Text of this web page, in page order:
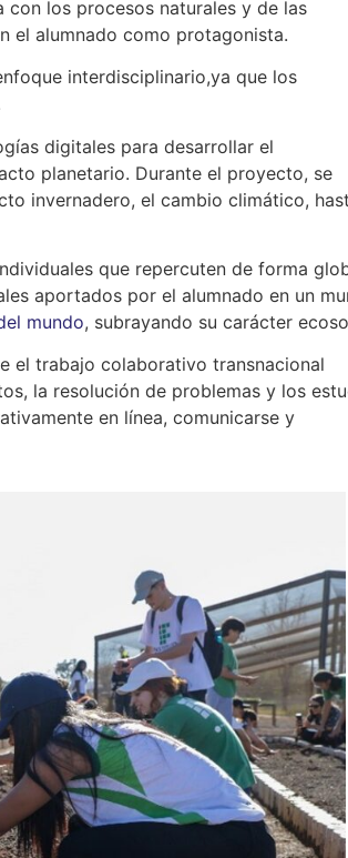
los procesos naturales y de las
el alumnado como protagonista.
interdisciplinario,ya que los
digitales para desarrollar el
planetario. Durante el proyecto, se
invernadero, el cambio climático,
que repercuten de forma
aportados por el alumnado en un
mundo, subrayando su carácter
el trabajo colaborativo transnacional
la resolución de problemas y los
en línea, comunicarse y